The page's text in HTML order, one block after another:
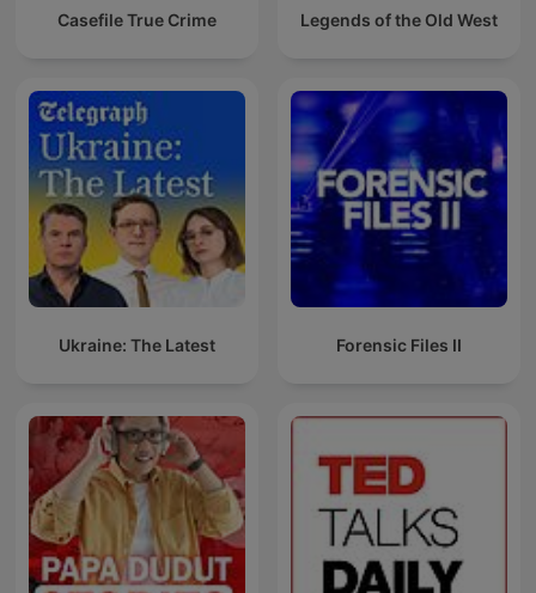
Casefile True Crime Legends of the Old West
Ukraine: The Latest Forensic Files II